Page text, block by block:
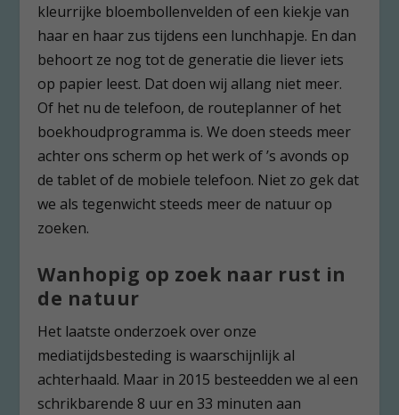
kleurrijke bloembollenvelden of een kiekje van
haar en haar zus tijdens een lunchhapje. En dan
behoort ze nog tot de generatie die liever iets
op papier leest. Dat doen wij allang niet meer.
Of het nu de telefoon, de routeplanner of het
boekhoudprogramma is. We doen steeds meer
achter ons scherm op het werk of ’s avonds op
de tablet of de mobiele telefoon. Niet zo gek dat
we als tegenwicht steeds meer de natuur op
zoeken.
Wanhopig op zoek naar rust in
de natuur
Het laatste onderzoek over onze
mediatijdsbesteding is waarschijnlijk al
achterhaald. Maar in 2015 besteedden we al een
schrikbarende 8 uur en 33 minuten aan